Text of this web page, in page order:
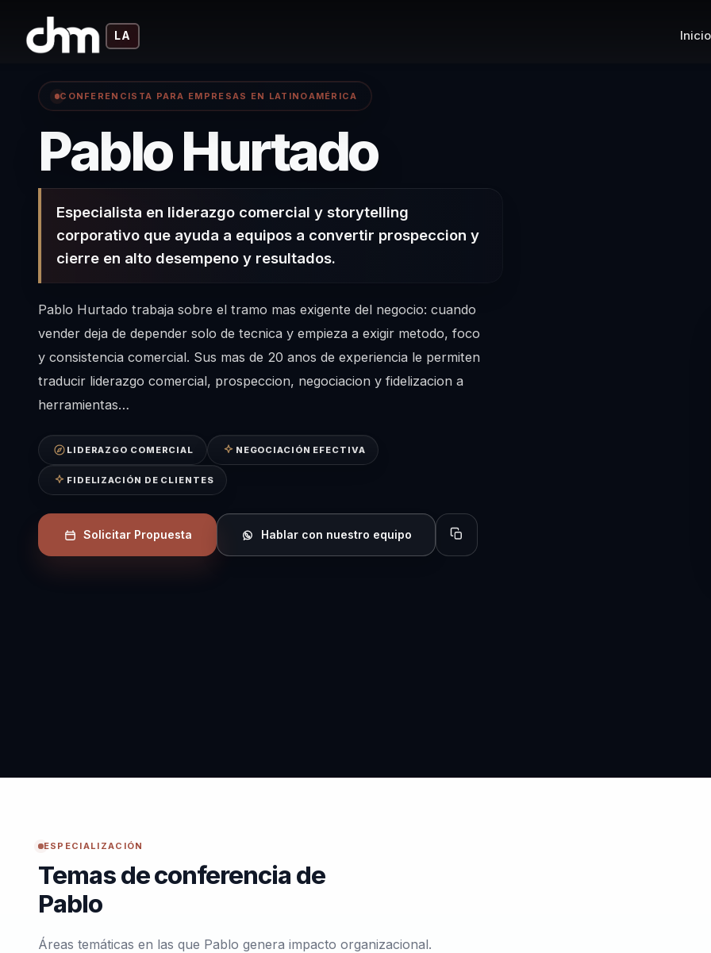
LA Inicio
CONFERENCISTA PARA EMPRESAS EN LATINOAMÉRICA
Pablo Hurtado–
Especialista en liderazgo comercial y storytelling
corporativo que ayuda a equipos a convertir prospeccion y
cierre en alto desempeno y resultados.
Pablo Hurtado trabaja sobre el tramo mas exigente del negocio: cuando
vender deja de depender solo de tecnica y empieza a exigir metodo, foco
y consistencia comercial. Sus mas de 20 anos de experiencia le permiten
traducir liderazgo comercial, prospeccion, negociacion y fidelizacion a
herramientas…
LIDERAZGO COMERCIAL NEGOCIACIÓN EFECTIVA
FIDELIZACIÓN DE CLIENTES
Solicitar Propuesta Hablar con nuestro equipo Copiar perfil para compartir
ESPECIALIZACIÓN
Temas de conferencia de
Pablo
Áreas temáticas en las que Pablo genera impacto organizacional.